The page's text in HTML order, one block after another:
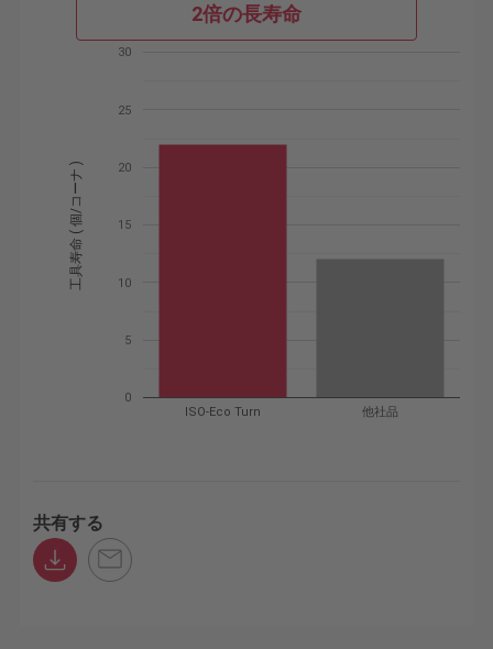
2倍の長寿命
ISO-Eco Turn 他社品
0
5
10
15
20
25
30
工具寿命 ( 個/コーナ )
共有する